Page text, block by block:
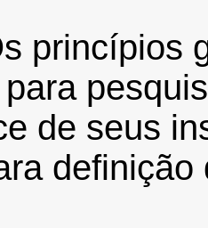
princípios
de seus